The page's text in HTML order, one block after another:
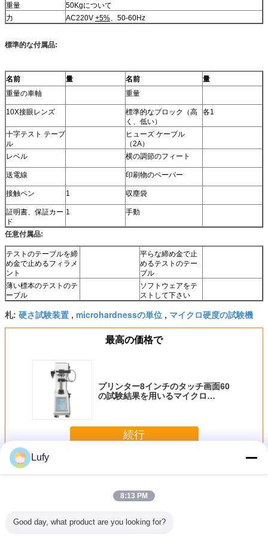
重量
50Kgについて
力
AC220V +5%、50-60Hz
標準的な付属品:
名前 量 名前
量
重量の車軸
重量
10X接眼レンズ
標準的なブロック（高
く、低い）
各1
十字テスト テーブ
ル
ヒューズ ケーブル
（2A）
レベル
横の調節のフィート
送電線 印刷物のペーパー
接触ペン 1 収塵袋
証明書、保証カー
ド
1 手動
任意付属品:
テストのテーブルを締
め金で止めるフィラメ
ント
平らな締め金で止
めるテストのテー
ブル
薄い標本のテストのテ
ーブル
ソフトウェアをテ
ストして下さい
札: 硬さ試験装置 , microhardnessの単位 , マイクロ硬度の試験機
最高の価格で
プリンター8インチのタッチ画面60
の試験結果を用いるマイクロ
続行
多くマイクロ ビッカース硬度計
Lufy
8:13 PM
Good day, what product are you looking for?